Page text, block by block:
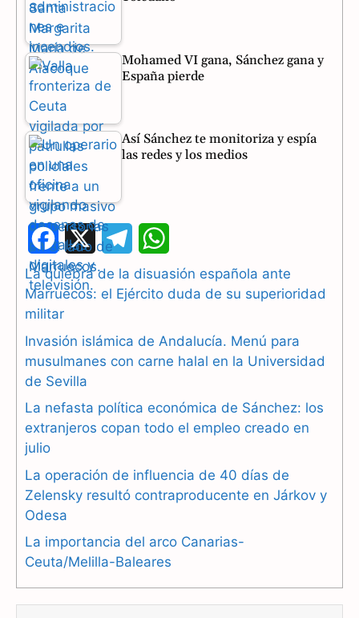
Mohamed VI gana, Sánchez gana y
España pierde
Así Sánchez te monitoriza y espía
las redes y los medios
F
a
c
b
o
o
X
e
l
g
a
h
a
s
p
La quiebra de la disuasión española ante
Marruecos: el Ejército duda de su superioridad
militar
Invasión islámica de Andalucía. Menú para
musulmanes con carne halal en la Universidad
de Sevilla
La nefasta política económica de Sánchez: los
extranjeros copan todo el empleo creado en
julio
La operación de influencia de 40 días de
Zelensky resultó contraproducente en Járkov y
Odesa
La importancia del arco Canarias-
Ceuta/Melilla-Baleares